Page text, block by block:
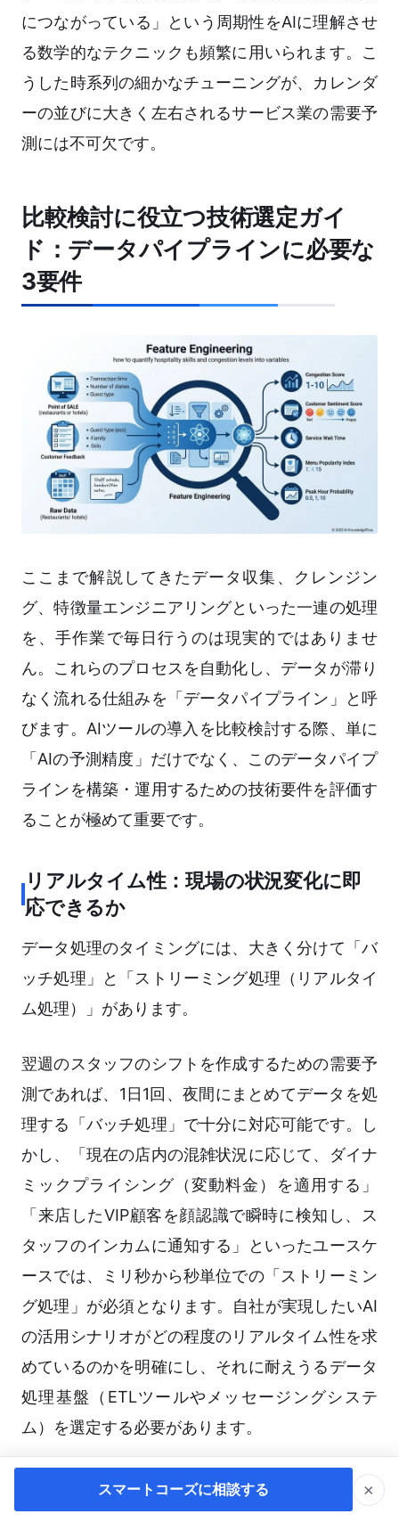
につながっている」という周期性をAIに理解させ
る数学的なテクニックも頻繁に用いられます。こ
うした時系列の細かなチューニングが、カレンダ
ーの並びに大きく左右されるサービス業の需要予
測には不可欠です。
比較検討に役立つ技術選定ガイ
ド：データパイプラインに必要な
3要件
ここまで解説してきたデータ収集、クレンジン
グ、特徴量エンジニアリングといった一連の処理
を、手作業で毎日行うのは現実的ではありませ
ん。これらのプロセスを自動化し、データが滞り
なく流れる仕組みを「データパイプライン」と呼
びます。AIツールの導入を比較検討する際、単に
「AIの予測精度」だけでなく、このデータパイプ
ラインを構築・運用するための技術要件を評価す
ることが極めて重要です。
リアルタイム性：現場の状況変化に即
応できるか
データ処理のタイミングには、大きく分けて「バ
ッチ処理」と「ストリーミング処理（リアルタイ
ム処理）」があります。
翌週のスタッフのシフトを作成するための需要予
測であれば、1日1回、夜間にまとめてデータを処
理する「バッチ処理」で十分に対応可能です。し
かし、「現在の店内の混雑状況に応じて、ダイナ
ミックプライシング（変動料金）を適用する」
「来店したVIP顧客を顔認識で瞬時に検知し、ス
タッフのインカムに通知する」といったユースケ
ースでは、ミリ秒から秒単位での「ストリーミン
グ処理」が必須となります。自社が実現したいAI
の活用シナリオがどの程度のリアルタイム性を求
めているのかを明確にし、それに耐えうるデータ
処理基盤（ETLツールやメッセージングシステ
ム）を選定する必要があります。
拡張性：多店舗展開時のデータ増大に
耐えられるか
スマートコーズに相談する ×